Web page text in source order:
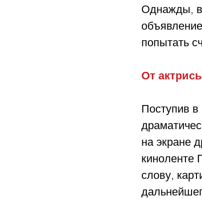
Однажды,
попытать
От
Поступив
на экране
киноленте
слову,